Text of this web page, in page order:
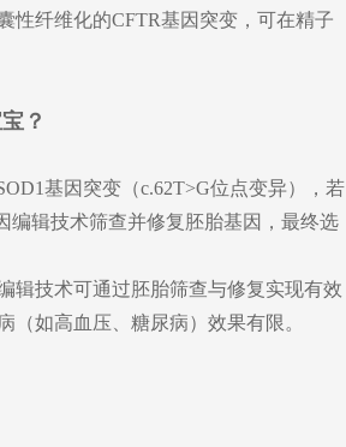
性纤维化的CFTR基因突变，可在精子
？
基因突变（c.62T>G位点变异），若
编辑技术筛查并修复胚胎基因，最终选
辑技术可通过胚胎筛查与修复实现有效
如高血压、糖尿病）效果有限。